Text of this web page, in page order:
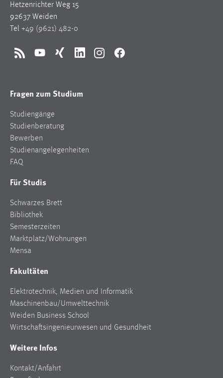
Hetzenrichter Weg 15
92637 Weiden
Tel +49 (9621) 482-0
RSS YouTubeXing LinkedInInstagramFacebook
Fragen zum Studium
Studiengänge
Studienberatung
Bewerben
Studienangelegenheiten
FAQ
Für Studis
Schwarzes Brett
Bibliothek
Semesterzeiten
Marktplatz/Wohnungen
Mensa
Fakultäten
Elektrotechnik, Medien und Informatik
Maschinenbau/Umwelttechnik
Weiden Business School
Wirtschaftsingenieurwesen und Gesundheit
Weitere Infos
Kontakt/Anfahrt
chat-frame-style-5e9dbeb1811c0446
Zweck:
Wird benötigt um die Chatfunktion nutzen zu können.
Cookie Laufzeit:
Login
Name:
einloggen zu können.
Cookie Laufzeit:
24 Stunden
STATISTIK
Statistik Cookies erfassen Informationen anonym.
unsere Besucher unsere Website nutzen.
Matomo
_pk_ref, _pk_cvar, _pk_id, _pk_ses
Zweck: